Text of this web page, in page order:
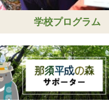
学校プログラム